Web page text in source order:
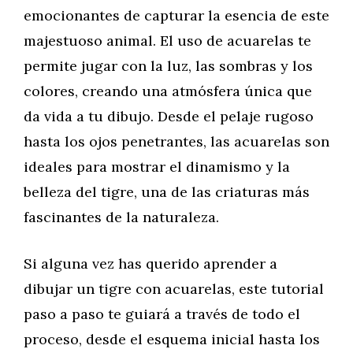
emocionantes de capturar la esencia de este
majestuoso animal. El uso de acuarelas te
permite jugar con la luz, las sombras y los
colores, creando una atmósfera única que
da vida a tu dibujo. Desde el pelaje rugoso
hasta los ojos penetrantes, las acuarelas son
ideales para mostrar el dinamismo y la
belleza del tigre, una de las criaturas más
fascinantes de la naturaleza.
Si alguna vez has querido aprender a
dibujar un tigre con acuarelas, este tutorial
paso a paso te guiará a través de todo el
proceso, desde el esquema inicial hasta los